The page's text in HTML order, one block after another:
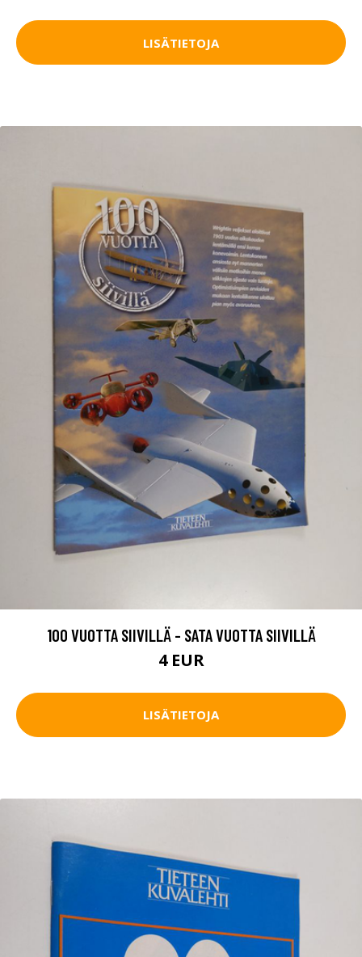
LISÄTIETOJA
100 VUOTTA SIIVILLÄ - SATA VUOTTA SIIVILLÄ
4 EUR
LISÄTIETOJA